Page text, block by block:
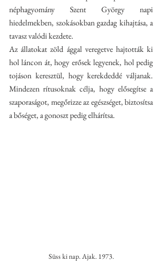
néphagyomány Szent György napi
hiedelmekben, szokásokban gazdag kihajtása, a
tavasz valódi kezdete.
Az állatokat zöld ággal veregetve hajtották ki
hol láncon át, hogy erősek legyenek, hol pedig
tojáson keresztül, hogy kerekdeddé váljanak.
Mindezen rítusoknak célja, hogy elősegítse a
szaporaságot, megőrizze az egészséget, biztosítsa
a bőséget, a gonoszt pedig elhárítsa.
Süss ki nap. Ajak. 1973.